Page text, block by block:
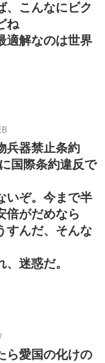
、こんなにビク
ね
適解なのは世界
兵器禁止条約
国際条約違反で
いぞ。今まで半
倍がだめなら
すんだ、そんな
迷惑だ。
ら愛国の化けの